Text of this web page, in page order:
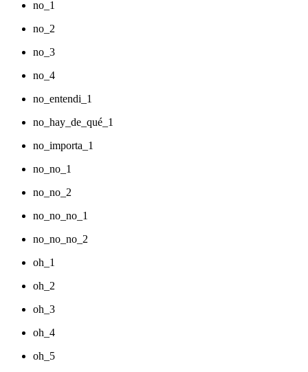
no_1
no_2
no_3
no_4
no_entendi_1
no_hay_de_qué_1
no_importa_1
no_no_1
no_no_2
no_no_no_1
no_no_no_2
oh_1
oh_2
oh_3
oh_4
oh_5